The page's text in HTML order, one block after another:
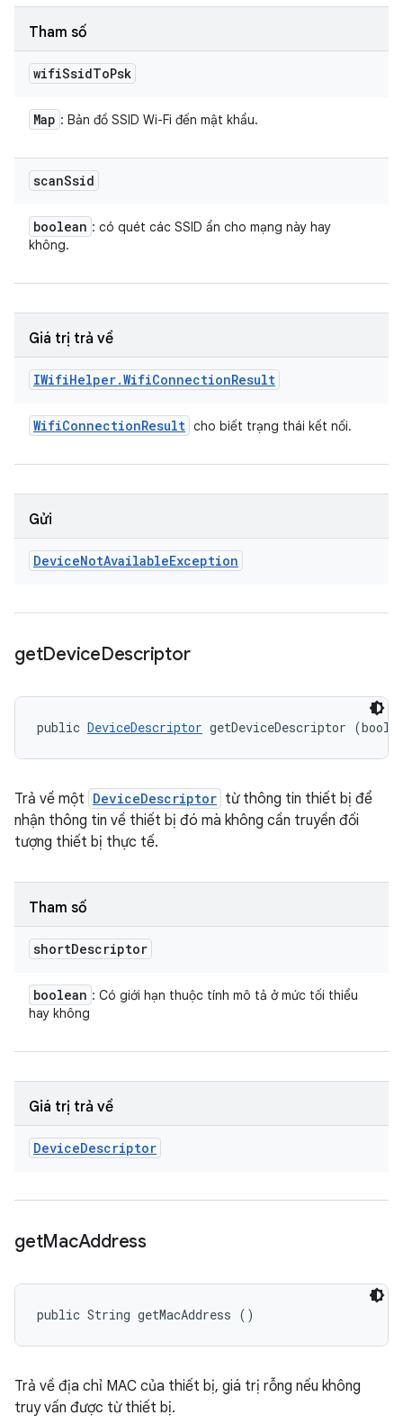
Tham số
wifiSsidToPsk
Map : Bản đồ SSID Wi-Fi đến mật khẩu.
scanSsid
boolean : có quét các SSID ẩn cho mạng này hay
không.
Giá trị trả về
IWifiHelper.WifiConnectionResult
WifiConnectionResult cho biết trạng thái kết nối.
Gửi
DeviceNotAvailableException
getDeviceDescriptor
public DeviceDescriptor getDeviceDescriptor
Trả về một DeviceDescriptor từ thông tin thiết bị để
nhận thông tin về thiết bị đó mà không cần truyền đối
tượng thiết bị thực tế.
Tham số
shortDescriptor
boolean : Có giới hạn thuộc tính mô tả ở mức tối thiểu
hay không
Giá trị trả về
DeviceDescriptor
getMacAddress
public String getMacAddress ()
Trả về địa chỉ MAC của thiết bị, giá trị rỗng nếu không
truy vấn được từ thiết bị.